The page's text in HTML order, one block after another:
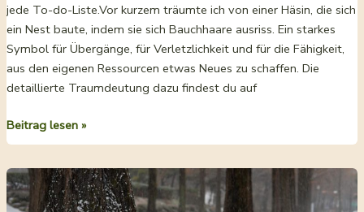
jede To-do-Liste.Vor kurzem träumte ich von einer Häsin, die sich
ein Nest baute, indem sie sich Bauchhaare ausriss. Ein starkes
Symbol für Übergänge, für Verletzlichkeit und für die Fähigkeit,
aus den eigenen Ressourcen etwas Neues zu schaffen. Die
detaillierte Traumdeutung dazu findest du auf
Traumsymbol
Hase:
Träume
Stress
Beitrag lesen »